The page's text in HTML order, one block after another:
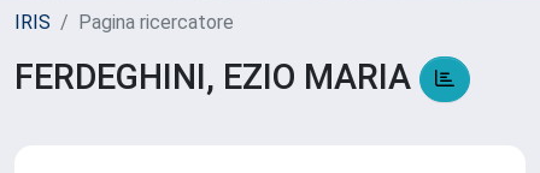
IRIS Pagina ricercatore
FERDEGHINI, EZIO MARIA